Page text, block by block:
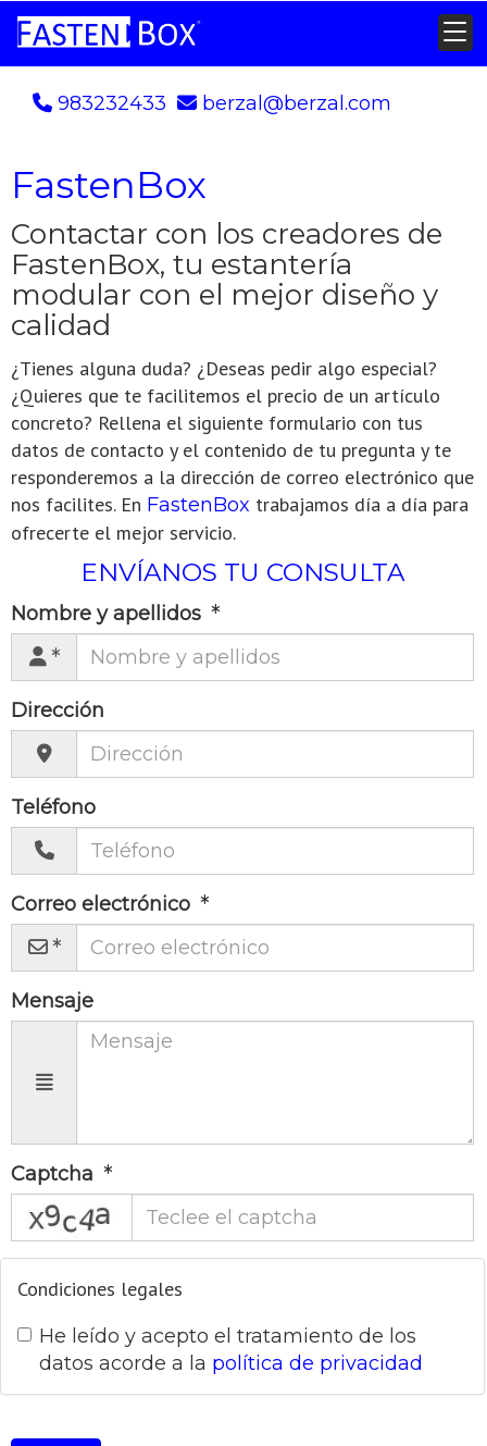
983232433 berzal berzal.com
FastenBox
Contactar con los creadores de
FastenBox, tu estantería
modular con el mejor diseño y
calidad
¿Tienes alguna duda? ¿Deseas pedir algo especial?
¿Quieres que te facilitemos el precio de un artículo
concreto? Rellena el siguiente formulario con tus
datos de contacto y el contenido de tu pregunta y te
responderemos a la dirección de correo electrónico que
nos facilites. En FastenBox trabajamos día a día para
ofrecerte el mejor servicio.
ENVÍANOS TU CONSULTA
Nombre y apellidos
Dirección
Teléfono
Correo electrónico
Mensaje
Captcha
captcha
Condiciones legales
He leído y acepto el tratamiento de los
datos acorde a la política de privacidad